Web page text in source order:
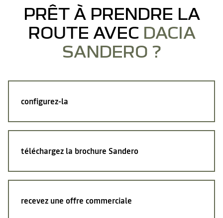
PRÊT À PRENDRE LA
ROUTE AVEC DACIA
SANDERO ?
configurez-la
téléchargez la brochure Sandero
recevez une offre commerciale